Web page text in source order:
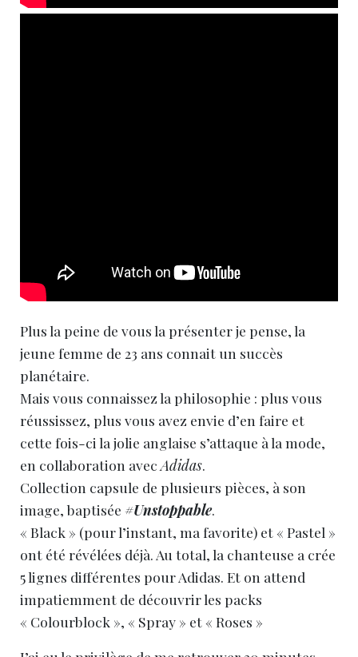
Plus la peine de vous la présenter je pense, la
jeune femme de 23 ans connait un succès
planétaire.
Mais vous connaissez la philosophie : plus vous
réussissez, plus vous avez envie d’en faire et
cette fois-ci la jolie anglaise s’attaque à la mode,
en collaboration avecAdidas.
Collection capsule de plusieurs pièces, à son
image, baptisée #Unstoppable.
« Black » (pour l’instant, ma favorite) et « Pastel »
ont été révélées déjà. Au total, la chanteuse a crée
5 lignes différentes pour Adidas. Et on attend
impatiemment de découvrir les packs
« Colourblock », « Spray » et « Roses »